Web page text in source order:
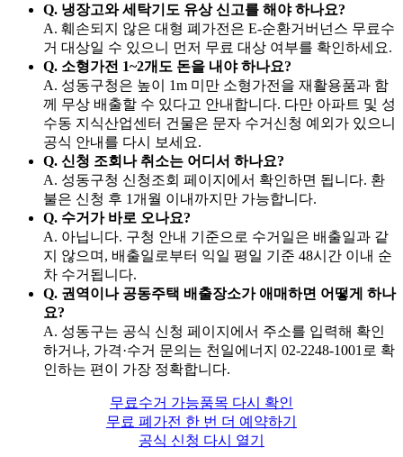
Q. 냉장고와 세탁기도 유상 신고를 해야 하나요?
A. 훼손되지 않은 대형 폐가전은 E-순환거버넌스 무료수
거 대상일 수 있으니 먼저 무료 대상 여부를 확인하세요.
Q. 소형가전 1~2개도 돈을 내야 하나요?
A. 성동구청은 높이 1m 미만 소형가전을 재활용품과 함
께 무상 배출할 수 있다고 안내합니다. 다만 아파트 및 성
수동 지식산업센터 건물은 문자 수거신청 예외가 있으니
공식 안내를 다시 보세요.
Q. 신청 조회나 취소는 어디서 하나요?
A. 성동구청 신청조회 페이지에서 확인하면 됩니다. 환
불은 신청 후 1개월 이내까지만 가능합니다.
Q. 수거가 바로 오나요?
A. 아닙니다. 구청 안내 기준으로 수거일은 배출일과 같
지 않으며, 배출일로부터 익일 평일 기준 48시간 이내 순
차 수거됩니다.
Q. 권역이나 공동주택 배출장소가 애매하면 어떻게 하나
요?
A. 성동구는 공식 신청 페이지에서 주소를 입력해 확인
하거나, 가격·수거 문의는 천일에너지 02-2248-1001로 확
인하는 편이 가장 정확합니다.
무료수거 가능품목 다시 확인
무료 폐가전 한 번 더 예약하기
공식 신청 다시 열기